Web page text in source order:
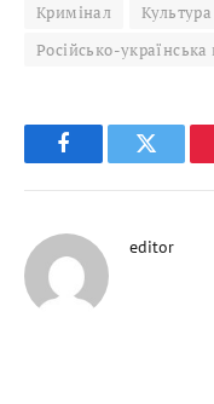
Кримінал
Культура
Російсько-українська
FacebookTwitter
editor